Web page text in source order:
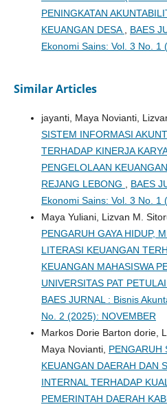
PENINGKATAN
KEUANGAN DESA
BAES
Ekonomi Sains: Vol. 3 No. 1
Similar Articles
jayanti, Maya Novianti,
SISTEM INFORMASI
TERHADAP KINERJA
PENGELOLAAN
REJANG LEBONG
BAES
Ekonomi Sains: Vol. 3 No. 1
Maya Yuliani, Lizvan M.
PENGARUH GAYA HIDUP,
LITERASI KEUANGAN
KEUANGAN MAHASISWA
UNIVERSITAS PAT
BAES JURNAL : Bisnis
No. 2 (2025): NOVEMBER
Markos Dorie Barton dorie,
Maya Novianti, PENGARUH
KEUANGAN DAERAH DAN
INTERNAL TERHADAP
PEMERINTAH DAERAH